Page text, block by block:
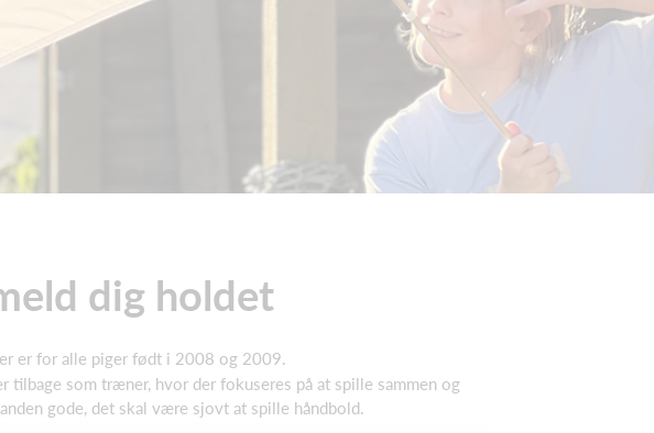
dig holdet
er for alle piger født i 2008 og 2009.
tilbage som træner, hvor der fokuseres på at spille sammen og
gode, det skal være sjovt at spille håndbold.